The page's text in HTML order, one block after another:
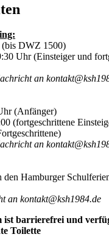
DWZ 1500)
Uhr (Einsteiger und
an
(Anfänger)
(fortgeschrittene
an
den Hamburger
an kontakt@ksh1984.de
ist barrierefrei und
Toilette